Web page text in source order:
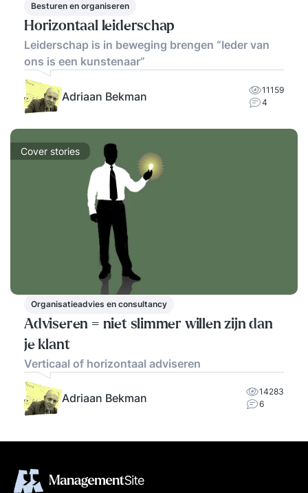
Besturen en organiseren
Horizontaal leiderschap
Leiderschap is in beweging brengen “Ieder van
ons is een kunstenaar”
Adriaan Bekman
11159
4
Cover stories
Organisatieadvies en consultancy
Adviseren = niet slimmer willen zijn dan
je klant
Verticaal of horizontaal adviseren
Adriaan Bekman
14283
6